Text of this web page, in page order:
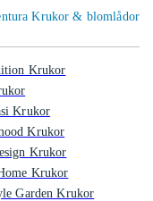
Krukor & blomlådor
Krukor
Krukor
Krukor
Krukor
Krukor
Garden Krukor